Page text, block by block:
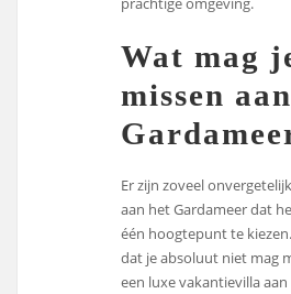
Wat mag
missen
Er zijn zoveel
aan het Gardameer dat
één hoogtepunt te
dat je absoluut niet mag
een luxe vakantievilla